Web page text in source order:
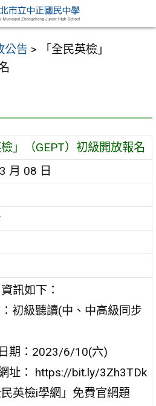
公告 >
「全民英檢」
檢」（GEPT）初級開放報名
月 08 日
訊如下：
初級聽讀(中、中高級同步
期：2023/6/10(六)
址： https://bit.ly/3Zh3TDk
英檢i學網」免費官網題